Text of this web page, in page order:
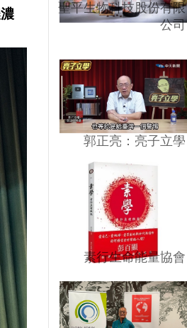
聖平生物科技股份有限
公司
郭正亮：亮子立學
素行生命能量協會